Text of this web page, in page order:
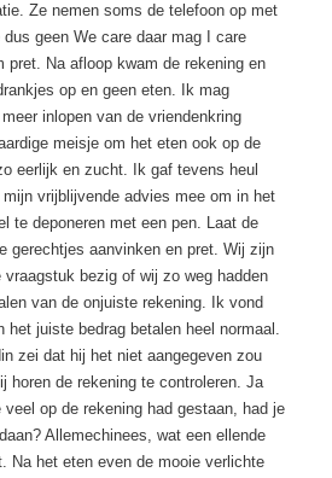
Ze nemen soms de telefoon op met
geen We care daar mag I care
pret. Na afloop kwam de rekening en
op en geen eten. Ik mag
inlopen van de vriendenkring
meisje om het eten ook op de
eerlijk en zucht. Ik gaf tevens heul
vrijblijvende advies mee om in het
te deponeren met een pen. Laat de
gerechtjes aanvinken en pret. Wij zijn
bezig of wij zo weg hadden
van de onjuiste rekening. Ik vond
het juiste bedrag betalen heel normaal.
zei dat hij het niet aangegeven zou
horen de rekening te controleren. Ja
op de rekening had gestaan, had je
Allemechinees, wat een ellende
Na het eten even de mooie verlichte